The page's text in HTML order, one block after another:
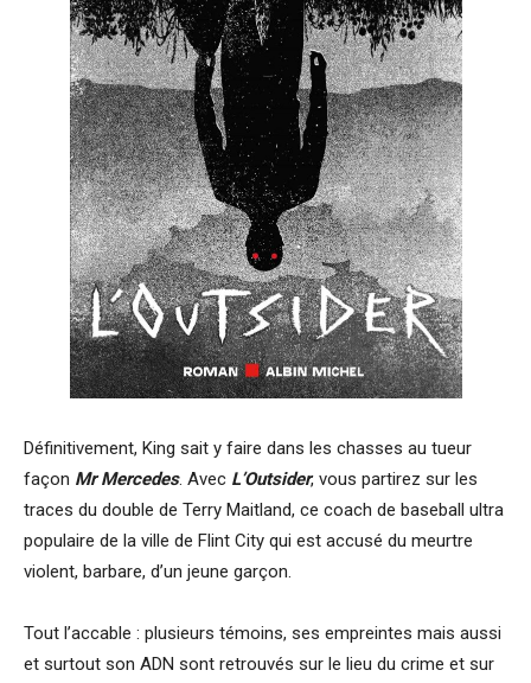
Définitivement, King sait y faire dans les chasses au tueur
façon Mr Mercedes. Avec L’Outsider, vous partirez sur les
traces du double de Terry Maitland, ce coach de baseball ultra
populaire de la ville de Flint City qui est accusé du meurtre
violent, barbare, d’un jeune garçon.
Tout l’accable : plusieurs témoins, ses empreintes mais aussi
et surtout son ADN sont retrouvés sur le lieu du crime et sur